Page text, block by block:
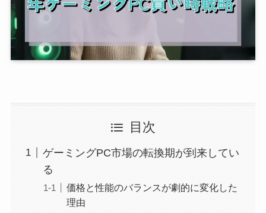
目次
ゲーミングPC市場の転換期が到来してい
る
価格と性能のバランスが劇的に変化した
理由